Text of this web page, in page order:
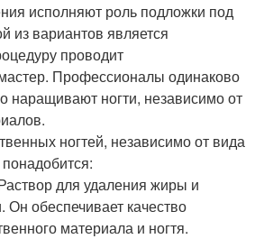
исполняют роль подложки под
из вариантов является
проводит
Профессионалы одинаково
наращивают ногти, независимо от
ногтей, независимо от вида
для удаления жиры и
Он обеспечивает качество
материала и ногтя.